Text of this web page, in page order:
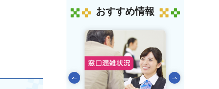
おすすめ情報
前のスライドを表示